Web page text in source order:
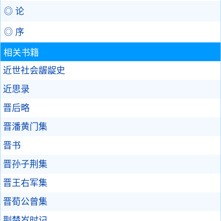
◎ 论
◎ 序
相关书籍
近世社会龌龊史
近思录
晋后略
晋潘黄门集
晋书
晋孙子荆集
晋王右军集
晋荀公曾集